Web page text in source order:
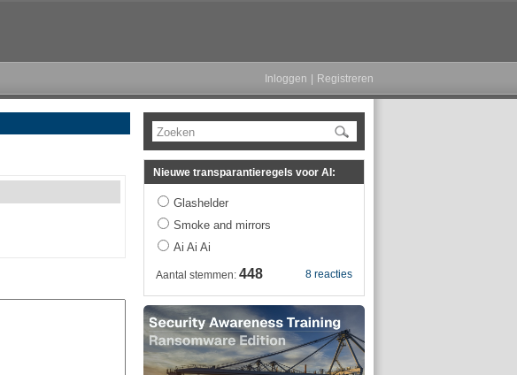
Inloggen Registreren
Zoeken
Nieuwe transparantieregels voor AI:
Glashelder
Smoke and mirrors
Ai Ai Ai
8 reacties
Aantal stemmen: 448